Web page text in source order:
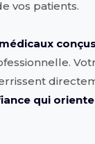
vos patients.
qui